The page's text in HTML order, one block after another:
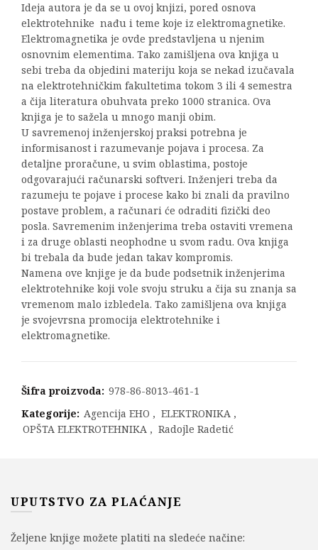
Ideja autora je da se u ovoj knjizi, pored osnova
elektrotehnike nađu i teme koje iz elektromagnetike.
Elektromagnetika je ovde predstavljena u njenim
osnovnim elementima. Tako zamišljena ova knjiga u
sebi treba da objedini materiju koja se nekad izučavala
na elektrotehničkim fakultetima tokom 3 ili 4 semestra
a čija literatura obuhvata preko 1000 stranica. Ova
knjiga je to sažela u mnogo manji obim.
U savremenoj inženjerskoj praksi potrebna je
informisanost i razumevanje pojava i procesa. Za
detaljne proračune, u svim oblastima, postoje
odgovarajući računarski softveri. Inženjeri treba da
razumeju te pojave i procese kako bi znali da pravilno
postave problem, a računari će odraditi fizički deo
posla. Savremenim inženjerima treba ostaviti vremena
i za druge oblasti neophodne u svom radu. Ova knjiga
bi trebala da bude jedan takav kompromis.
Namena ove knjige je da bude podsetnik inženjerima
elektrotehnike koji vole svoju struku a čija su znanja sa
vremenom malo izbledela. Tako zamišljena ova knjiga
je svojevrsna promocija elektrotehnike i
elektromagnetike.
Šifra proizvoda: 978-86-8013-461-1
Kategorije: Agencija EHO , ELEKTRONIKA ,
OPŠTA ELEKTROTEHNIKA , Radojle Radetić
UPUTSTVO ZA PLAĆANJE
Željene knjige možete platiti na sledeće načine: